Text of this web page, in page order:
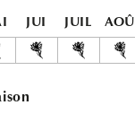
AB
AB
JUI JUIL AOÛ